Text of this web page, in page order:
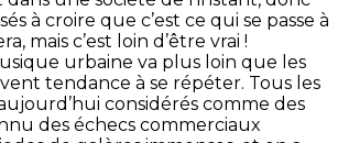
à croire que c’est ce qui se passe à
mais c’est loin d’être vrai !
urbaine va plus loin que les
tendance à se répéter. Tous les
considérés comme des
des échecs commerciaux